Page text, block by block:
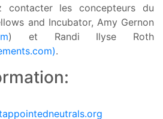
contacter les concepteurs du
and Incubator, Amy Gernon
) et Randi Ilyse Roth
).